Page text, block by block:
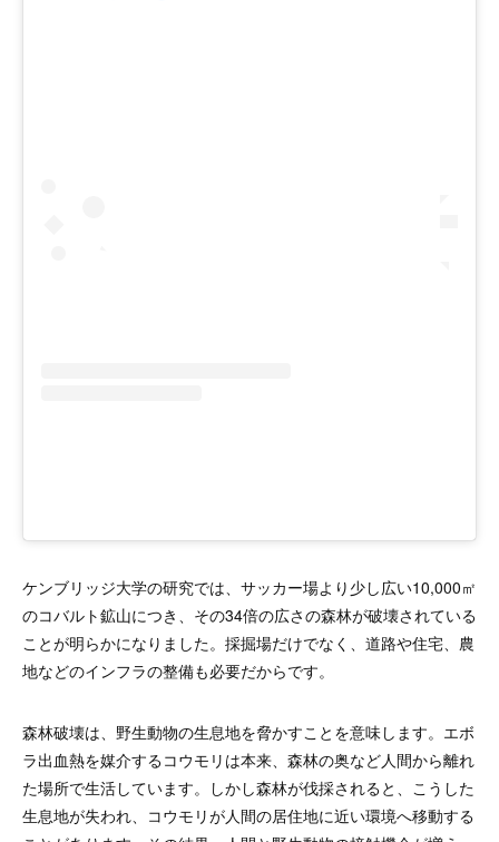
ケンブリッジ大学の研究では、サッカー場より少し広い10,000㎡
のコバルト鉱山につき、その34倍の広さの森林が破壊されている
ことが明らかになりました。採掘場だけでなく、道路や住宅、農
地などのインフラの整備も必要だからです。
森林破壊は、野生動物の生息地を脅かすことを意味します。エボ
ラ出血熱を媒介するコウモリは本来、森林の奥など人間から離れ
た場所で生活しています。しかし森林が伐採されると、こうした
生息地が失われ、コウモリが人間の居住地に近い環境へ移動する